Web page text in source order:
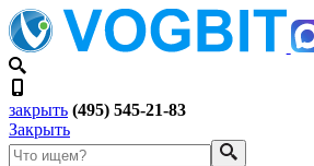
закрыть (495) 545-21-83
Закрыть